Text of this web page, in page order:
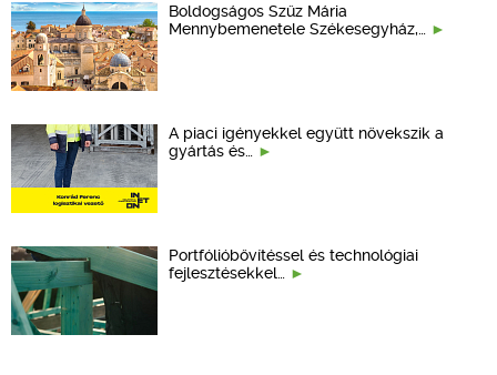
Boldogságos Szűz Mária
Mennybemenetele Székesegyház,…
A piaci igényekkel együtt növekszik a
gyártás és…
Portfólióbővítéssel és technológiai
fejlesztésekkel…